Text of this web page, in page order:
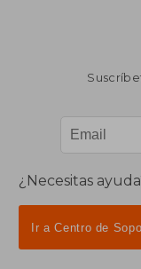
¿Necesitas
Ir a Centro de